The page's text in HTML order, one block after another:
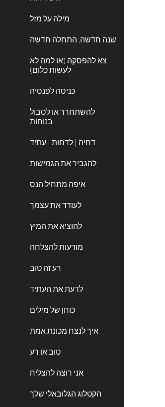
מילה על מזל
שנה חדשה, התחלה חדשה
צא להפסקה (או למה לא
לעשות כלום)
כניסה לפנסיה
להשתחרר או לסבול
בנוחות
דחיה | לדחות | עתיד
להגביר את הגמישות
איפה מתחיל הנס
לעודד את עצמך
להוציא את המיץ
מודעות להצלחה
רע זה טוב
לדעת את העתיד
כוחן של מילים
איך לנצח מכונת אמת
טוב או רע
אני רוצה להצליח
הקטלוג הגלובאלי שלך